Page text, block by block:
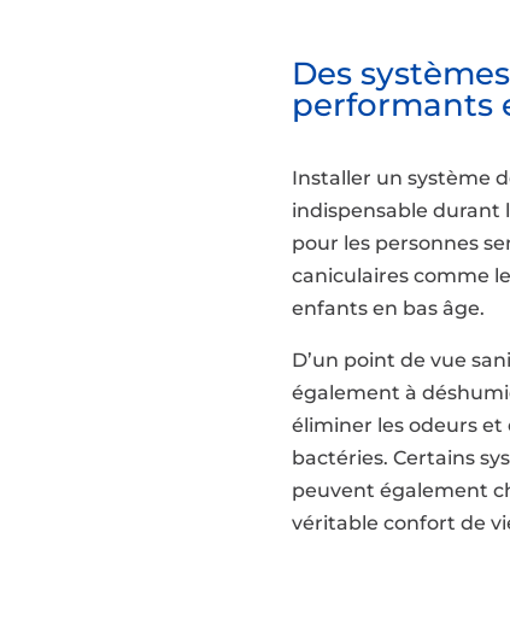
Des
performants
Installer un système
indispensable durant
pour les personnes
caniculaires comme
enfants en bas âge.
D’un point de vue
également à
éliminer les odeurs
bactéries. Certains
peuvent également
véritable confort de